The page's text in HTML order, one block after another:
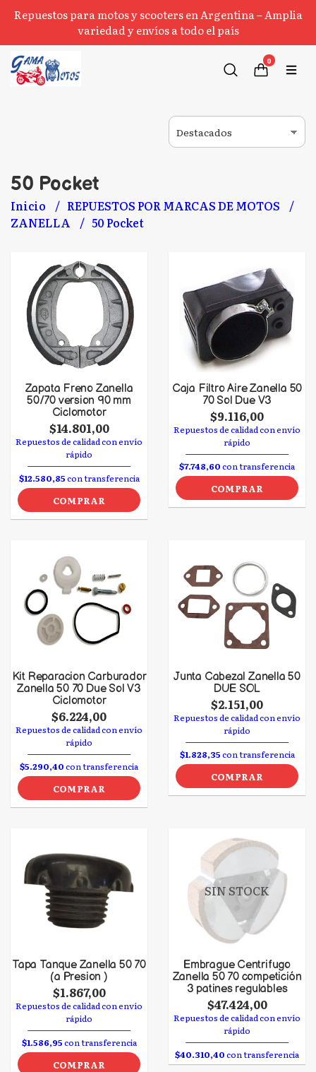
Repuestos para motos y scooters en Argentina – Amplia
variedad y envíos a todo el país
0
50 Pocket
Inicio
REPUESTOS POR MARCAS DE MOTOS
ZANELLA
50 Pocket
Zapata Freno Zanella
50/70 version 90 mm
Ciclomotor
$14.801,00
Repuestos de calidad con envío
rápido
$12.580,85con transferencia
COMPRAR
Caja Filtro Aire Zanella 50
70 Sol Due V3
$9.116,00
Repuestos de calidad con envío
rápido
$7.748,60con transferencia
COMPRAR
Kit Reparacion Carburador
Zanella 50 70 Due Sol V3
Ciclomotor
$6.224,00
Repuestos de calidad con envío
rápido
$5.290,40con transferencia
COMPRAR
Junta Cabezal Zanella 50
DUE SOL
$2.151,00
Repuestos de calidad con envío
rápido
$1.828,35con transferencia
COMPRAR
Tapa Tanque Zanella 50 70
(a Presion )
$1.867,00
Repuestos de calidad con envío
rápido
$1.586,95con transferencia
COMPRAR
SIN STOCK
Embrague Centrifugo
Zanella 50 70 competición
3 patines regulables
$47.424,00
Repuestos de calidad con envío
rápido
$40.310,40con transferencia